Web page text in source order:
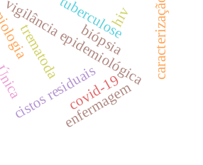
vigilância epidemiológica
cistos residuais
biópsia
tuberculose
covid-19
trematoda caracterização
enfermagem
hiv